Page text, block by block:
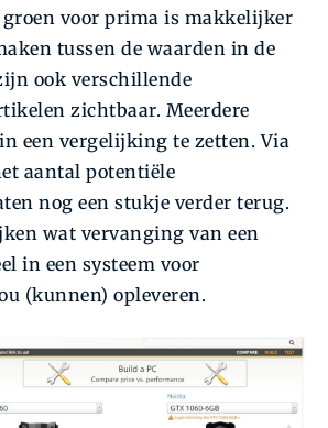
voor prima is makkelijker
tussen de waarden in de
ook verschillende
zichtbaar. Meerdere
een vergelijking te zetten. Via
aantal potentiële
nog een stukje verder terug.
wat vervanging van een
in een systeem voor
(kunnen) opleveren.